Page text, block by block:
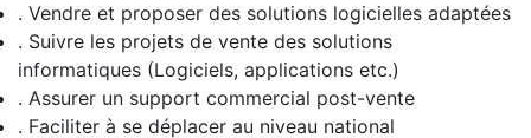
. Vendre et proposer des solutions logicielles adaptées
. Suivre les projets de vente des solutions
informatiques (Logiciels, applications etc.)
. Assurer un support commercial post-vente
. Faciliter à se déplacer au niveau national